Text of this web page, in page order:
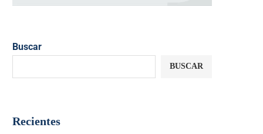
Buscar
BUSCAR
Recientes